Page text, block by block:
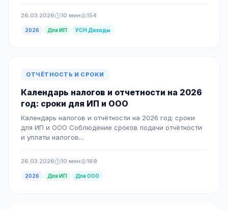
26.03.2026 10 мин 154
2026 Для ИП УСН Доходы
ОТЧЁТНОСТЬ И СРОКИ
Календарь налогов и отчетности на 2026
год: сроки для ИП и ООО
Календарь налогов и отчётности на 2026 год: сроки
для ИП и ООО Соблюдение сроков подачи отчётности
и уплаты налогов...
26.03.2026 10 мин 169
2026 Для ИП Для ООО